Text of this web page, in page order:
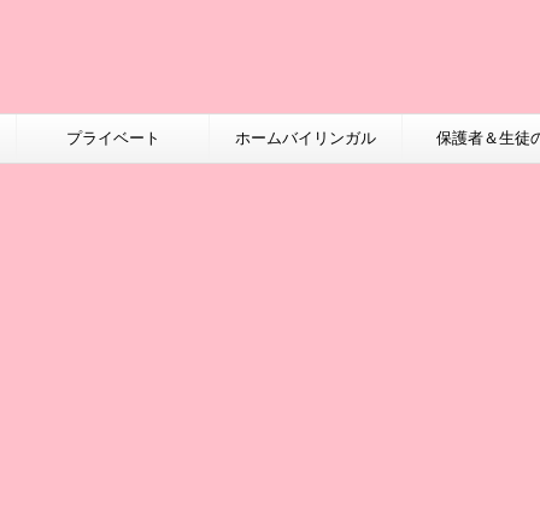
プライベート ホームバイリンガル 保護者＆生徒